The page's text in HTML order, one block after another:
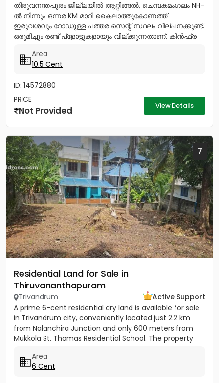
തിരുവനന്തപുരം ജില്ലയിൽ ആറ്റിങ്ങൽ, ചെമ്പകമംഗലം NH-
ൽ നിന്നും ഒന്നര KM മാറി കൈലാത്തുകോണത്ത്
ഇരുവശവും റോഡുള്ള പത്തര സെന്റ് സ്ഥലം വില്പനക്കുണ്ട്.
ഒരുമിച്ചും രണ്ട് പ്ളോട്ടുകളായും വില്ക്കുന്നതാണ്. കിൻഫ്ര
Area
10.5 Cent
ID: 14572880
PRICE
Not Provided View Details
7
Residential Land for Sale in
Thiruvananthapuram
Trivandrum
Active Support
A prime 6-cent residential dry land is available for sale
in Trivandrum city, conveniently located just 2.2 km
from Nalanchira Junction and only 600 meters from
Mukkola St. Thomas Residential School. The property
Area
6 Cent